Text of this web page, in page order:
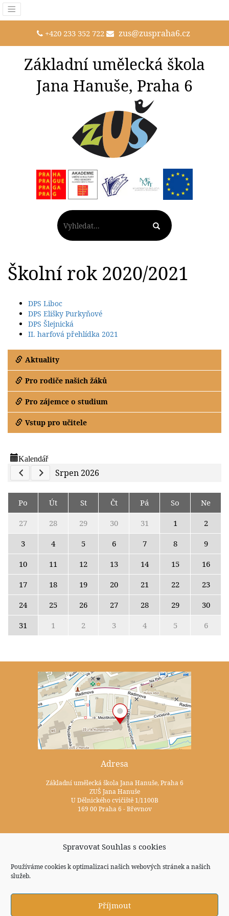
Spravovat Souhlas s cookies
Používáme cookies k optimalizaci našich webových stránek a našich
služeb.
Příjmout
+420 233 352 722 zus@zuspraha6.cz
Základní umělecká škola
Jana Hanuše, Praha 6
Aktuality
Pro rodiče našich žáků
Pro zájemce o studium
Vstup pro učitele
Kalendář
Previous Calendar
Next Calendar
Srpen 2026
Po Út St Čt Pá So
Ne
27
28 29 30 31 1
2
3
4 5 6 7 8
9
10
11 12 13 14 15
16
17
18 19 20 21 22
23
24
25 26 27 28 29
30
31
1 2 3 4 5 6
Školní rok 2020/2021
DPS Liboc
DPS Elišky Purkyňové
DPS Šlejnická
II. harfová přehlídka 2021
Adresa
Základní umělecká škola Jana Hanuše, Praha 6
ZUŠ Jana Hanuše
U Dělnického cvičiště 1/1100B
169 00 Praha 6 - Břevnov
Sociální sítě